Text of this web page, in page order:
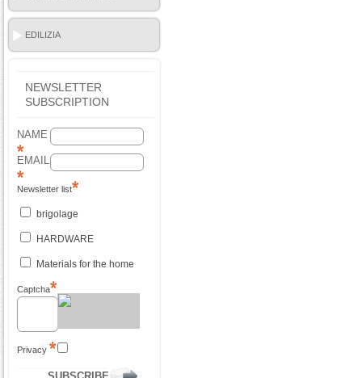
BAGNO
EDILIZIA
NEWSLETTER
SUBSCRIPTION
NAME
EMAIL
Newsletter list
brigolage
HARDWARE
Materials for the home
Captcha
Privacy